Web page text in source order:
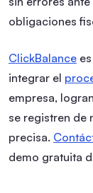
obligaciones
ClickBalance
integrar el
empresa,
se registren de
precisa.
demo gratuita